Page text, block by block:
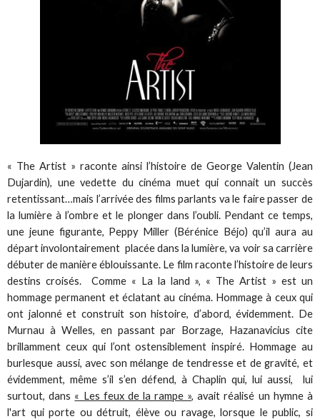
« The Artist » raconte ainsi l’histoire de George Valentin (Jean
Dujardin), une vedette du cinéma muet qui connait un succès
retentissant…mais l’arrivée des films parlants va le faire passer de
la lumière à l’ombre et le plonger dans l’oubli. Pendant ce temps,
une jeune figurante, Peppy Miller (Bérénice Béjo) qu’il aura au
départ involontairement placée dans la lumière, va voir sa carrière
débuter de manière éblouissante. Le film raconte l’histoire de leurs
destins croisés. Comme « La la land », « The Artist » est un
hommage permanent et éclatant au cinéma. Hommage à ceux qui
ont jalonné et construit son histoire, d’abord, évidemment. De
Murnau à Welles, en passant par Borzage, Hazanavicius cite
brillamment ceux qui l’ont ostensiblement inspiré. Hommage au
burlesque aussi, avec son mélange de tendresse et de gravité, et
évidemment, même s’il s’en défend, à Chaplin qui, lui aussi, lui
surtout, dans « Les feux de la rampe », avait réalisé un hymne à
l'art qui porte ou détruit, élève ou ravage, lorsque le public, si